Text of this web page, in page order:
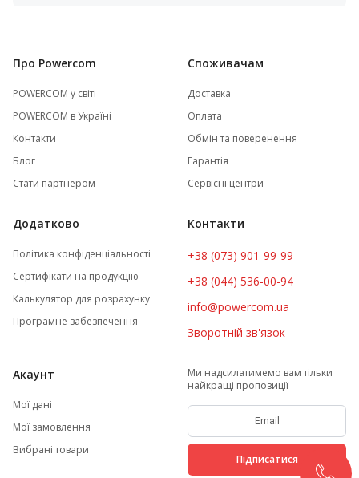
Про Powercom
POWERCOM у світі
POWERCOM в Україні
Контакти
Блог
Стати партнером
Споживачам
Доставка
Оплата
Обмін та поверенення
Гарантія
Сервісні центри
Додатково
Політика конфіденціальності
Сертифікати на продукцію
Калькулятор для розрахунку
Програмне забезпечення
Контакти
+38 (073) 901-99-99
+38 (044) 536-00-94
info@powercom.ua
Зворотній зв'язок
Акаунт
Мої дані
Мої замовлення
Вибрані товари
Ми надсилатимемо вам тільки
найкращі пропозиції
Підписатися